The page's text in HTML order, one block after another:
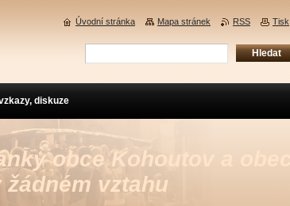
obce Kohoutov a obec
vztahu
diskuze
Úvodní stránka Mapa stránek RSS Tisk